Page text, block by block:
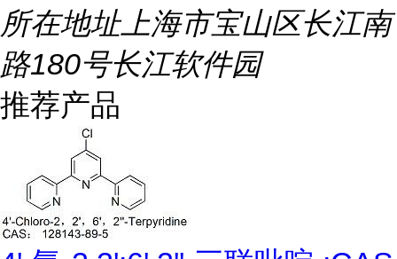
所在地址上海市宝山区长江南
路180号长江软件园
推荐产品